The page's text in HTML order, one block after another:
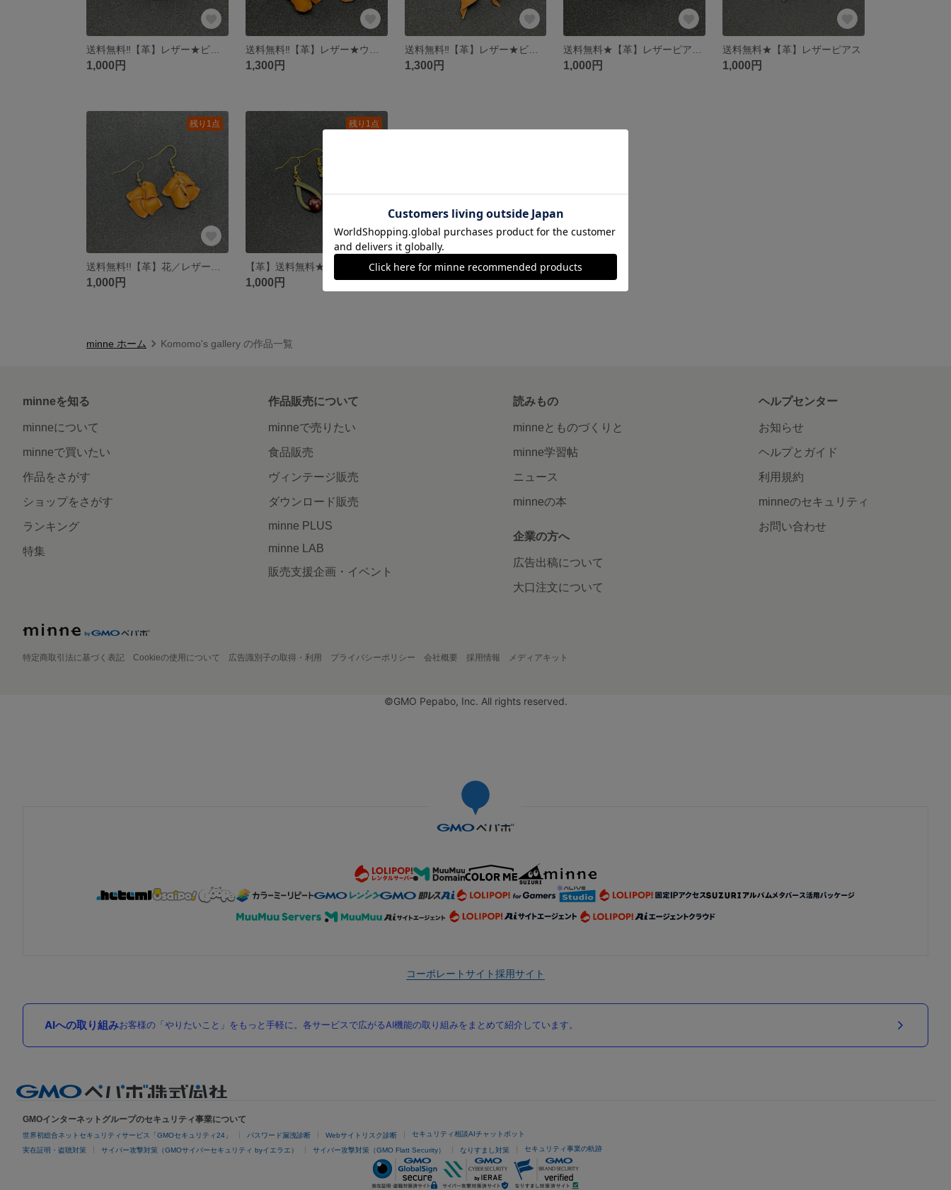
1,000円 1,300円
送料無料‼︎【革】レザー★ビーズ★ピアス
1,300円 1,000円
送料無料★【革】レザーピアス
1,000円
残り1点
1,000円
残り1点
【革】送料無料★レザー★ウッドビーズ★ピアス
1,000円
minne ホーム Komomo's gallery の作品一覧
minneを知る
minneについて
minneで買いたい
作品をさがす
ショップをさがす
ランキング
特集
作品販売について
minneで売りたい
食品販売
ヴィンテージ販売
ダウンロード販売
minne PLUS
minne LAB
販売支援企画・イベント
読みもの
minneとものづくりと
minne学習帖
ニュース
minneの本
企業の方へ
広告出稿について
大口注文について
ヘルプセンター
お知らせ
ヘルプとガイド
利用規約
minneのセキュリティ
お問い合わせ
特定商取引法に基づく表記 Cookieの使用について 広告識別子の取得・利用 プライバシーポリシー 会社概要 採用情報 メディアキット
©GMO Pepabo, Inc. All rights reserved.
コーポレートサイト採用サイト
AIへの取り組みお客様の「やりたいこと」をもっと手軽に。各サービスで広がるAI機能の取り組みをまとめて紹介しています。
GMOインターネットグループのセキュリティ事業について
世界初総合ネットセキュリティサービス「GMOセキュリティ24」 パスワード漏洩診断 Webサイトリスク診断 セキュリティ相談AIチャットボット
実在証明・盗聴対策 サイバー攻撃対策（GMOサイバーセキュリティ byイエラエ） サイバー攻撃対策（GMO Flatt Security） なりすまし対策 セキュリティ事業の軌跡